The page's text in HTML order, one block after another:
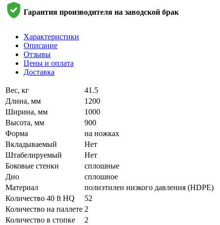
Гарантия производителя на заводской брак
Характеристики
Описание
Отзывы
Цены и оплата
Доставка
Вес, кг
41.5
Длина, мм
1200
Ширина, мм
1000
Высота, мм
900
Форма
на ножках
Вкладываемый
Нет
Штабелируемый
Нет
Боковые стенки
сплошные
Дно
сплошное
Материал
полиэтилен низкого давления (HDPE)
Количество 40 ft HQ
52
Количество на паллете 2
Количество в стопке
2